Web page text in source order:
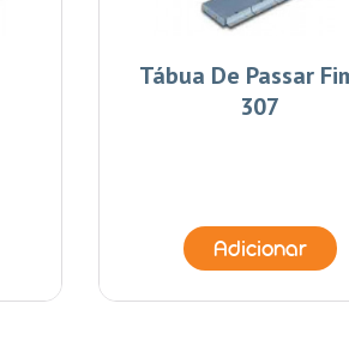
Tábua De Passar
307
Adicionar